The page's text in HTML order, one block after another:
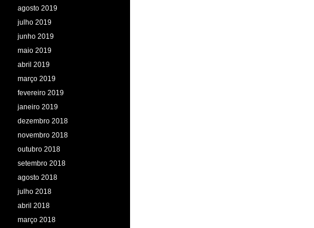
agosto 2019
julho 2019
junho 2019
maio 2019
abril 2019
março 2019
fevereiro 2019
janeiro 2019
dezembro 2018
novembro 2018
outubro 2018
setembro 2018
agosto 2018
julho 2018
abril 2018
março 2018